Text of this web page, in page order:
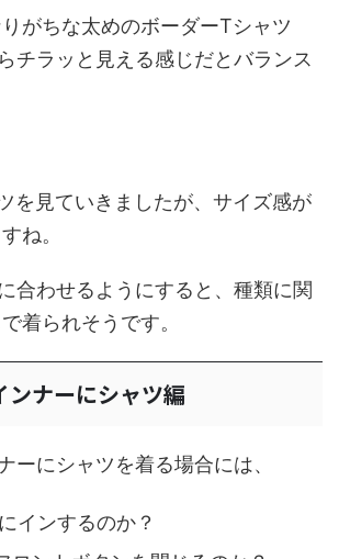
がちな太めのボーダーTシャツ
チラッと見える感じだとバランス
を見ていきましたが、サイズ感が
ね。
合わせるようにすると、種類に関
着られそうです。
ナーにシャツ編
ーにシャツを着る場合には、
インするのか？